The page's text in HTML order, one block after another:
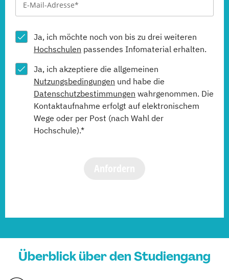
Ja, ich möchte noch von bis zu drei weiteren
Hochschulen passendes Infomaterial erhalten.
Ja, ich akzeptiere die allgemeinen
Nutzungsbedingungen und habe die
Datenschutzbestimmungen wahrgenommen. Die
Kontaktaufnahme erfolgt auf elektronischem
Wege oder per Post (nach Wahl der
Hochschule).*
Überblick über den Studiengang